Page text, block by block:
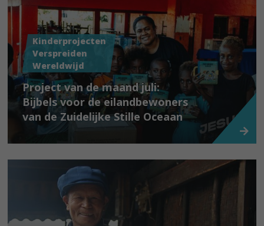
Kinderprojecten
Verspreiden
Wereldwijd
Project van de maand juli:
Bijbels voor de eilandbewoners
van de Zuidelijke Stille Oceaan